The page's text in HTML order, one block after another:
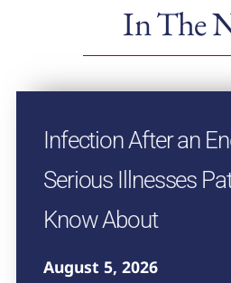
In The
Infection After an
Serious Illnesses
Know About
August 5, 2026